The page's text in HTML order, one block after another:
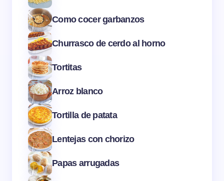
Como cocer garbanzos
Churrasco de cerdo al horno
Tortitas
Arroz blanco
Tortilla de patata
Lentejas con chorizo
Papas arrugadas